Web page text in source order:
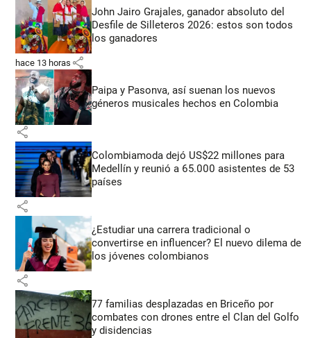
John Jairo Grajales, ganador absoluto del
Desfile de Silleteros 2026: estos son todos
los ganadores
hace 13 horas share
Paipa y Pasonva, así suenan los nuevos
géneros musicales hechos en Colombia
share
Colombiamoda dejó US$22 millones para
Medellín y reunió a 65.000 asistentes de 53
países
share
¿Estudiar una carrera tradicional o
convertirse en influencer? El nuevo dilema de
los jóvenes colombianos
share
77 familias desplazadas en Briceño por
combates con drones entre el Clan del Golfo
y disidencias